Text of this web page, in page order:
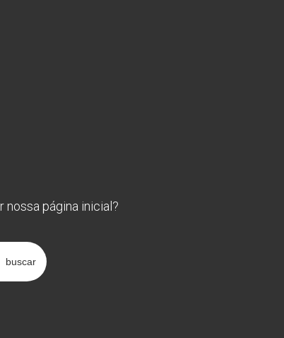
nossa página inicial?